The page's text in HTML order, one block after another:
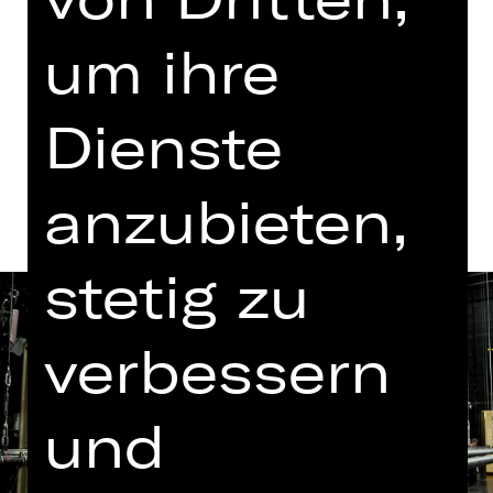
Termine in aktueller Spielzeit
Termine und Besetzung
um ihre
Dienste
anzubieten,
stetig zu
verbessern
und